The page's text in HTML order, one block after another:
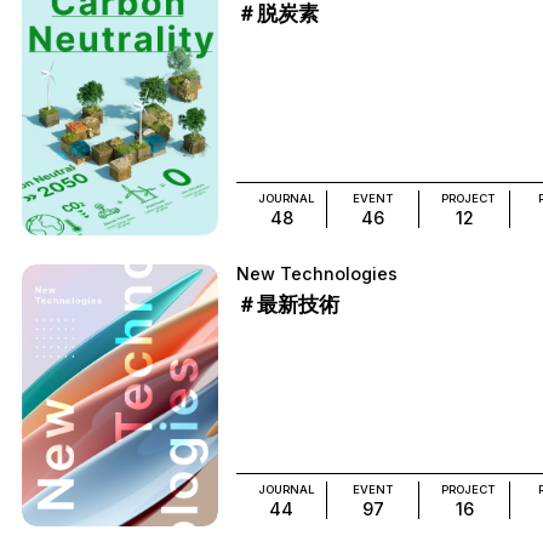
＃脱炭素
JOURNAL
48
EVENT
46
PROJECT
12
New Technologies
＃最新技術
JOURNAL
44
EVENT
97
PROJECT
16